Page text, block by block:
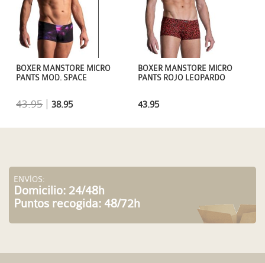
BOXER MANSTORE MICRO
PANTS ROJO LEOPARDO
43.95
BOXER MANSTORE MICRO
PANTS MOD. SPACE
43.95 |38.95
ENVÍOS:
Domicilio: 24/48h
Puntos recogida: 48/72h